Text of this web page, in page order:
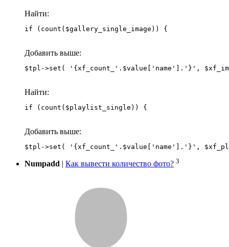
Найти:
if (count($gallery_single_image)) {
Добавить выше:
Найти:
if (count($playlist_single)) {
Добавить выше:
Numpadd | Как вывести количество фото? 3